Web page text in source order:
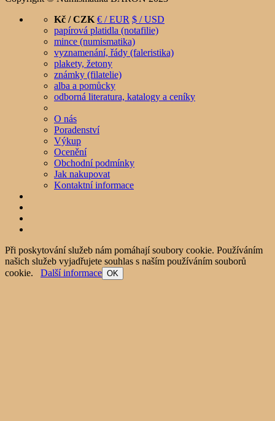
Kč / CZK € / EUR $ / USD
papírová platidla (notafilie)
mince (numismatika)
vyznamenání, řády (faleristika)
plakety, žetony
známky (filatelie)
alba a pomůcky
odborná literatura, katalogy a ceníky
O nás
Poradenství
Výkup
Ocenění
Obchodní podmínky
Jak nakupovat
Kontaktní informace
Při poskytování služeb nám pomáhají soubory cookie. Používáním
našich služeb vyjadřujete souhlas s naším používáním souborů
cookie. Další informace